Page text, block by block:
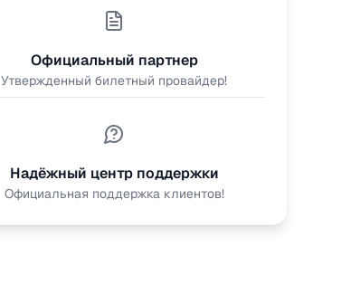
Официальный партнер
Утвержденный билетный провайдер!
Надёжный центр поддержки
Официальная поддержка клиентов!